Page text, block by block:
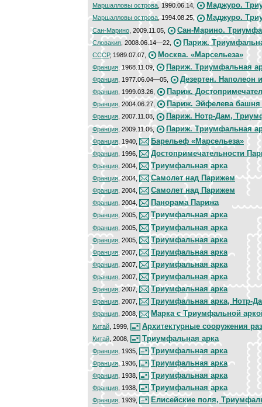
Маршалловы острова , 1990.06.14, Маджуро.
Маршалловы острова, 1994.08.25, Маджуро.
Сан-Марино , 2009.11.05, Сан-Марино.
Словакия , 2008.06.14—22, Париж.
СССР, 1989.07.07, Москва. «Марсельеза»
Франция , 1968.11.09, Париж. Триумфальная
Франция , 1977.06.04—05, Дезертен. Наполеон
Франция , 1999.03.26, Париж.
Франция , 2004.06.27, Париж. Эйфелева
Франция, 2007.11.08, Париж. Нотр-Дам,
Франция , 2009.11.06, Париж. Триумфальная
Франция , 1940, Барельеф «Марсельеза»
Франция , 1996, Достопримечательности
Франция , 2004, Триумфальная арка
Франция, 2004, Самолет над Парижем
Франция , 2004, Самолет над Парижем
Франция , 2004, Панорама Парижа
Франция, 2005, Триумфальная арка
Франция , 2005, Триумфальная арка
Франция , 2005, Триумфальная арка
Франция, 2007, Триумфальная арка
Франция , 2007, Триумфальная арка
Франция , 2007, Триумфальная арка
Франция, 2007, Триумфальная арка
Франция , 2007, Триумфальная арка, Нотр-
Франция, 2008, Марка с Триумфальной
Китай , 1999, Архитектурные сооружения
Китай , 2008, Триумфальная арка
Франция , 1935, Триумфальная арка
Франция, 1936, Триумфальная арка
Франция , 1938, Триумфальная арка
Франция , 1938, Триумфальная арка
Франция , 1939, Елисейские поля,